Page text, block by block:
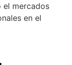
el mercados
en el